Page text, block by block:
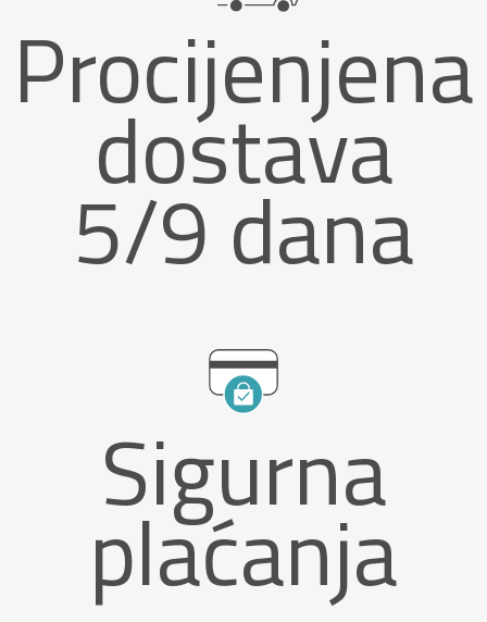
Procijenjena
dostava
5/9 dana
Sigurna
plaćanja